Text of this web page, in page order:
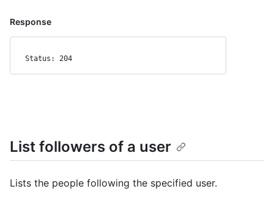
Response
Status: 204
List followers of a user
Lists the people following the specified user.